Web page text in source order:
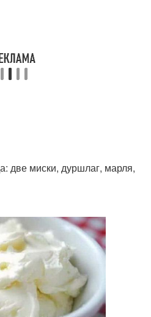
две миски, дуршлаг, марля,